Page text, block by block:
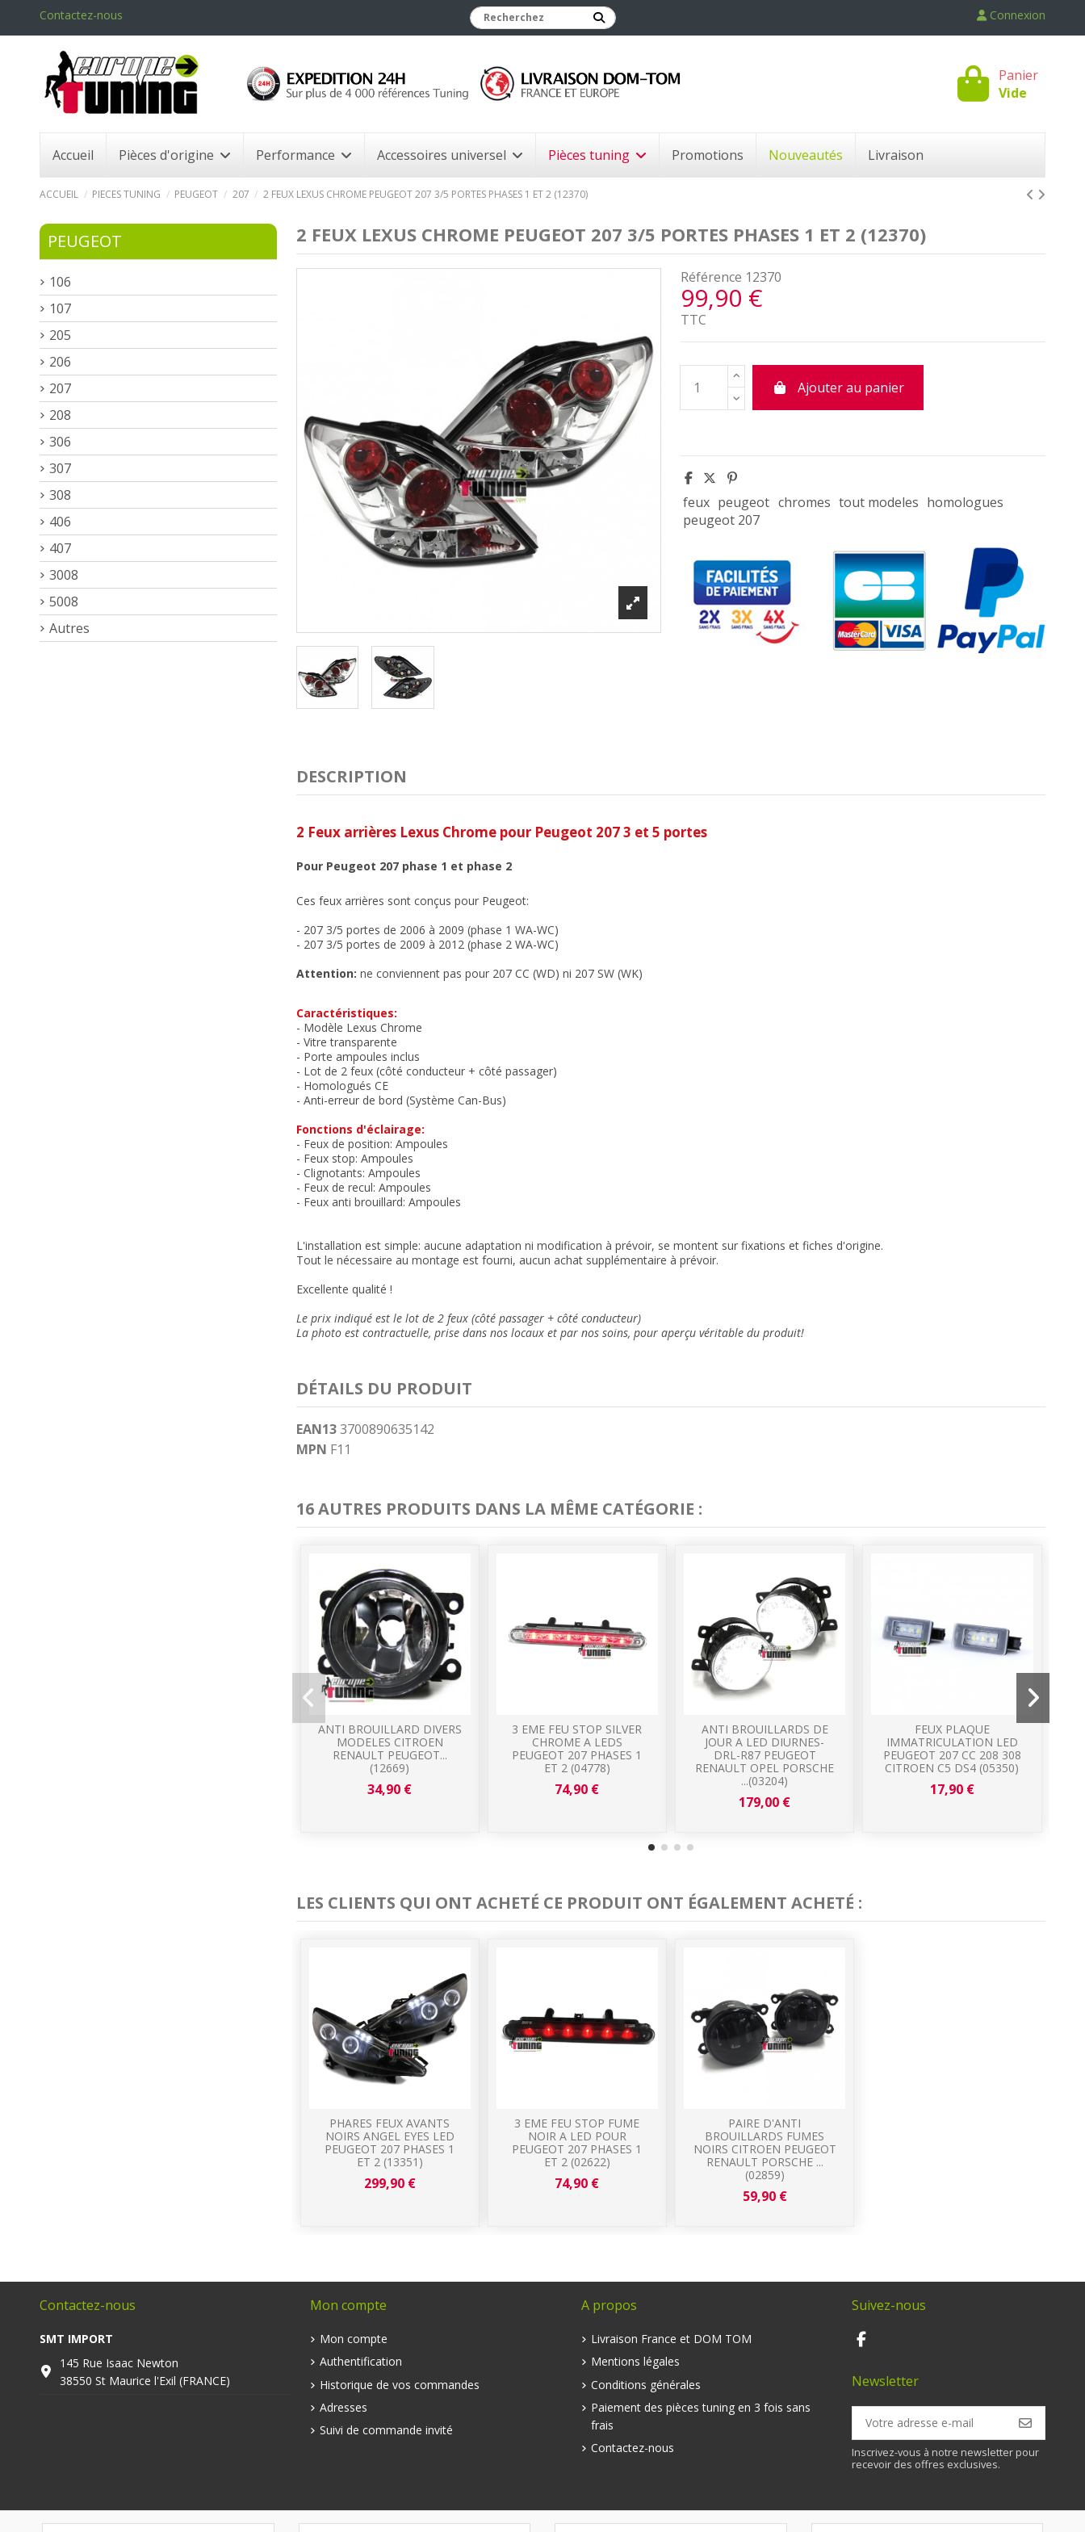
Contactez-nous Connexion
Panier
Vide
Accueil Pièces d'origine Performance Accessoires universel Pièces tuning Promotions Nouveautés Livraison
ACCUEIL PIECES TUNING PEUGEOT 207 2 FEUX LEXUS CHROME PEUGEOT 207 3/5 PORTES PHASES 1 ET 2 (12370)
2 FEUX LEXUS CHROME PEUGEOT 207 3/5 PORTES PHASES 1 ET 2 (12370)
Référence 12370
99,90 €
TTC
Ajouter au panier
feux peugeot chromes tout modeles homologues
peugeot 207
DESCRIPTION
2 Feux arrières Lexus Chrome pour Peugeot 2073 et 5 portes
Pour Peugeot 207 phase 1 et phase 2
Ces feux arrières sont conçus pour Peugeot:
- 207 3/5 portes de 2006 à 2009 (phase 1 WA-WC)
- 207 3/5 portes de 2009 à 2012 (phase 2 WA-WC)
Attention: ne conviennent pas pour 207 CC (WD) ni 207 SW (WK)
Caractéristiques:
- Modèle Lexus Chrome
- Vitre transparente
- Porte ampoules inclus
- Lot de 2 feux (côté conducteur + côté passager)
- Homologués CE
- Anti-erreur de bord (Système Can-Bus)
Fonctions d'éclairage:
- Feux de position: Ampoules
- Feux stop: Ampoules
- Clignotants: Ampoules
- Feux de recul: Ampoules
- Feux anti brouillard: Ampoules
L'installation est simple: aucune adaptation ni modification à prévoir, se montent sur fixations et fiches d'origine.
Tout le nécessaire au montage est fourni, aucun achat supplémentaire à prévoir.
Excellente qualité !
Le prix indiqué est le lot de 2 feux (côté passager + côté conducteur)
La photo est contractuelle, prise dans nos locaux etpar nos soins, pour aperçu véritable du produit!
DÉTAILS DU PRODUIT
EAN13 3700890635142
MPN F11
16 AUTRES PRODUITS DANS LA MÊME CATÉGORIE :
ANTI BROUILLARD DIVERS
MODELES CITROEN
RENAULT PEUGEOT...
(12669)
34,90 €
3 EME FEU STOP SILVER
CHROME A LEDS
PEUGEOT 207 PHASES 1
ET 2 (04778)
74,90 €
ANTI BROUILLARDS DE
JOUR A LED DIURNES-
DRL-R87 PEUGEOT
RENAULT OPEL PORSCHE
...(03204)
179,00 €
FEUX PLAQUE
IMMATRICULATION LED
PEUGEOT 207 CC 208 308
CITROEN C5 DS4 (05350)
17,90 €
LES CLIENTS QUI ONT ACHETÉ CE PRODUIT ONT ÉGALEMENT ACHETÉ :
PHARES FEUX AVANTS
NOIRS ANGEL EYES LED
PEUGEOT 207 PHASES 1
ET 2 (13351)
299,90 €
3 EME FEU STOP FUME
NOIR A LED POUR
PEUGEOT 207 PHASES 1
ET 2 (02622)
74,90 €
PAIRE D'ANTI
BROUILLARDS FUMES
NOIRS CITROEN PEUGEOT
RENAULT PORSCHE ...
(02859)
59,90 €
PEUGEOT
106
107
205
206
207
208
306
307
308
406
407
3008
5008
Autres
Contactez-nous
SMT IMPORT
145 Rue Isaac Newton
38550 St Maurice l'Exil (FRANCE)
Mon compte
Mon compte
Authentification
Historique de vos commandes
Adresses
Suivi de commande invité
A propos
Livraison France et DOM TOM
Mentions légales
Conditions générales
Paiement des pièces tuning en 3 fois sans
frais
Contactez-nous
Suivez-nous
Newsletter
Inscrivez-vous à notre newsletter pour
recevoir des offres exclusives.